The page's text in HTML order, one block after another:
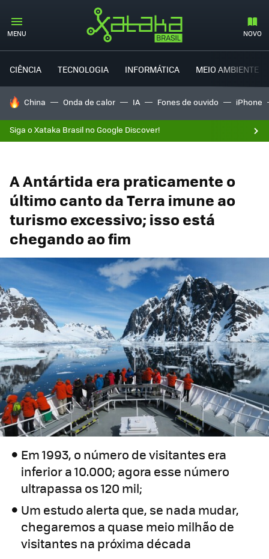
MENU NOVO
CIÊNCIA TECNOLOGIA INFORMÁTICA MEIO AMBIENTE
TENDÊNCIAS DO DIA
China Onda de calor IA Fones de ouvido iPhone
Siga o Xataka Brasil no Google Discover!
A Antártida era praticamente o
último canto da Terra imune ao
turismo excessivo; isso está
chegando ao fim
Em 1993, o número de visitantes era
inferior a 10.000; agora esse número
ultrapassa os 120 mil;
Um estudo alerta que, se nada mudar,
chegaremos a quase meio milhão de
visitantes na próxima década